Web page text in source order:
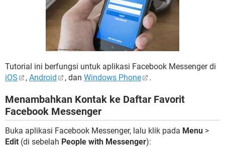
Tutorial ini berfungsi untuk aplikasi Facebook Messenger di
iOS
, Android , dan Windows Phone .
Menambahkan Kontak ke Daftar Favorit
Facebook Messenger
Buka aplikasi Facebook Messenger, lalu klik pada Menu >
Edit (di sebelah People with Messenger):